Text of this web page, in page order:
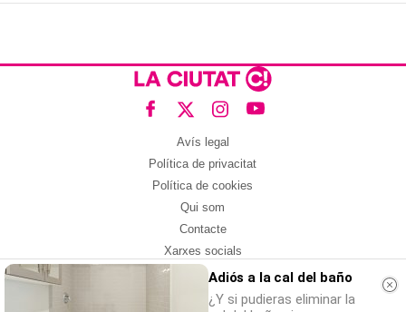
Avís legal
Política de privacitat
Política de cookies
Qui som
Contacte
Xarxes socials
Amb col·laboració de:Adiós a la cal del baño
¿Y si pudieras eliminar la